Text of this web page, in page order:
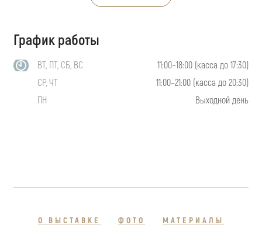
График работы
ВТ, ПТ, СБ, ВС
11:00–18:00 (касса до 17:30)
СР, ЧТ
11:00–21:00 (касса до 20:30)
ПН
Выходной день
О ВЫСТАВКЕ ФОТО МАТЕРИАЛЫ